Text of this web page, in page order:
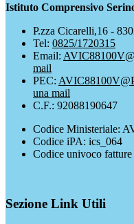
Istituto Comprensivo
P.zza Cicarelli,16 -
Tel: 0825/1720315
Email:
mail
PEC:
una mail
C.F.: 92088190647
Codice Ministeriale:
Codice iPA: ics_064
Codice univoco
Sezione Link Utili